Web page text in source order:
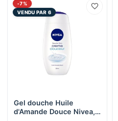
-7%
VENDU PAR 6
Gel douche Huile
d'Amande Douce Nivea,